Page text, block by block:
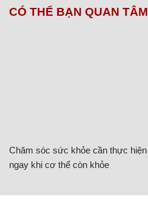
CÓ THỂ BẠN QUAN TÂM
Chăm sóc sức khỏe cần thực hiện
ngay khi cơ thể còn khỏe